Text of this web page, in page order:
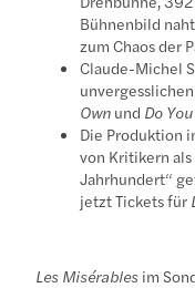
Bühnenbild
zum Chaos der
Claude-Michel
Own und Do
Die Produktion
von Kritikern als
Jahrhundert“
jetzt Tickets für
Les Misérables im